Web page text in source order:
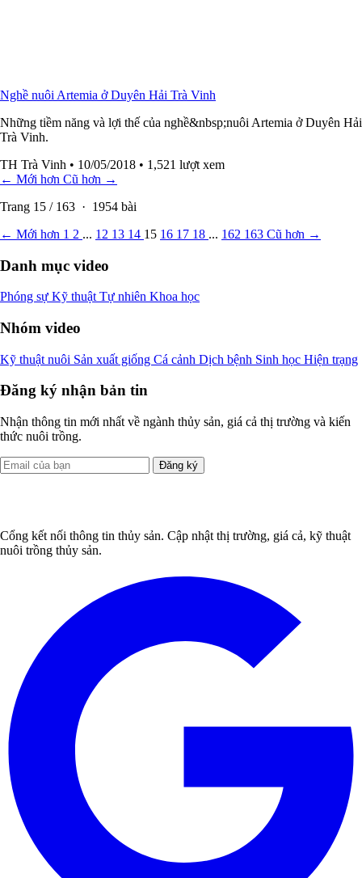
Nghề nuôi Artemia ở Duyên Hải Trà Vinh
Những tiềm năng và lợi thế của nghề&nbsp;nuôi Artemia ở Duyên Hải
Trà Vinh.
TH Trà Vinh • 10/05/2018 • 1,521 lượt xem
← Mới hơn Cũ hơn →
Trang 15 / 163 · 1954 bài
← Mới hơn 1 2 ... 12 13 14 15 16 17 18 ... 162 163 Cũ hơn →
Danh mục video
Phóng sự Kỹ thuật Tự nhiên Khoa học
Nhóm video
Kỹ thuật nuôi Sản xuất giống Cá cảnh Dịch bệnh Sinh học Hiện trạng
Đăng ký nhận bản tin
Nhận thông tin mới nhất về ngành thủy sản, giá cả thị trường và kiến
thức nuôi trồng.
Đăng ký
Cổng kết nối thông tin thủy sản. Cập nhật thị trường, giá cả, kỹ thuật
nuôi trồng thủy sản.